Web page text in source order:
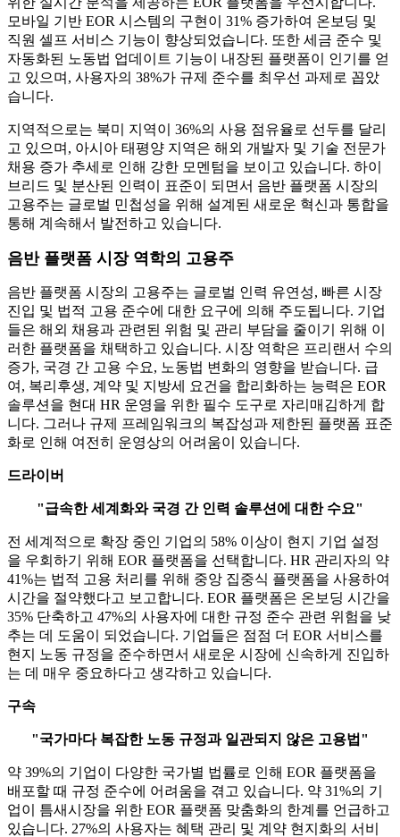
모바일 기반 EOR 시스템의 구현이 31% 증가하여 온보딩 및
직원 셀프 서비스 기능이 향상되었습니다. 또한 세금 준수 및
자동화된 노동법 업데이트 기능이 내장된 플랫폼이 인기를 얻
고 있으며, 사용자의 38%가 규제 준수를 최우선 과제로 꼽았
습니다.
지역적으로는 북미 지역이 36%의 사용 점유율로 선두를 달리
고 있으며, 아시아 태평양 지역은 해외 개발자 및 기술 전문가
채용 증가 추세로 인해 강한 모멘텀을 보이고 있습니다. 하이
브리드 및 분산된 인력이 표준이 되면서 음반 플랫폼 시장의
고용주는 글로벌 민첩성을 위해 설계된 새로운 혁신과 통합을
통해 계속해서 발전하고 있습니다.
음반 플랫폼 시장 역학의 고용주
음반 플랫폼 시장의 고용주는 글로벌 인력 유연성, 빠른 시장
진입 및 법적 고용 준수에 대한 요구에 의해 주도됩니다. 기업
들은 해외 채용과 관련된 위험 및 관리 부담을 줄이기 위해 이
러한 플랫폼을 채택하고 있습니다. 시장 역학은 프리랜서 수의
증가, 국경 간 고용 수요, 노동법 변화의 영향을 받습니다. 급
여, 복리후생, 계약 및 지방세 요건을 합리화하는 능력은 EOR
솔루션을 현대 HR 운영을 위한 필수 도구로 자리매김하게 합
니다. 그러나 규제 프레임워크의 복잡성과 제한된 플랫폼 표준
화로 인해 여전히 운영상의 어려움이 있습니다.
드라이버
"급속한 세계화와 국경 간 인력 솔루션에 대한 수요"
전 세계적으로 확장 중인 기업의 58% 이상이 현지 기업 설정
을 우회하기 위해 EOR 플랫폼을 선택합니다. HR 관리자의 약
41%는 법적 고용 처리를 위해 중앙 집중식 플랫폼을 사용하여
시간을 절약했다고 ​​보고합니다. EOR 플랫폼은 온보딩 시간을
35% 단축하고 47%의 사용자에 대한 규정 준수 관련 위험을 낮
추는 데 도움이 되었습니다. 기업들은 점점 더 EOR 서비스를
현지 노동 규정을 준수하면서 새로운 시장에 신속하게 진입하
는 데 매우 중요하다고 생각하고 있습니다.
구속
"국가마다 복잡한 노동 규정과 일관되지 않은 고용법"
약 39%의 기업이 다양한 국가별 법률로 인해 EOR 플랫폼을
배포할 때 규정 준수에 어려움을 겪고 있습니다. 약 31%의 기
업이 틈새시장을 위한 EOR 플랫폼 맞춤화의 한계를 언급하고
있습니다. 27%의 사용자는 혜택 관리 및 계약 현지화의 서비